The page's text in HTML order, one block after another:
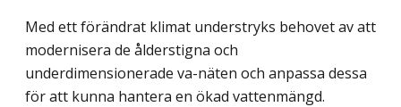
Med ett förändrat klimat understryks behovet av att
modernisera de ålderstigna och
underdimensionerade va-näten och anpassa dessa
för att kunna hantera en ökad vattenmängd.